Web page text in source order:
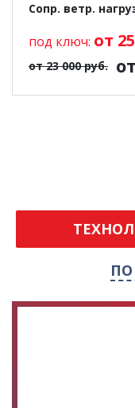
Сопр. ветр.
под ключ: от
от 23 000 руб.